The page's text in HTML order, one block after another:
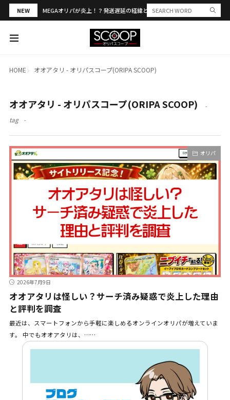
NEW MEGAオリパが炎上！？発送遅延の経緯と評判・当選報告を解説
HOME オオアタリ - オリパスコープ(ORIPA SCOOP)
オオアタリ - オリパスコープ(ORIPA SCOOP)
tag
オリパ
2026年7月9日
オオアタリは怪しい？サーチ済み疑惑で炎上した理由
と評判を調査
最近は、スマートフォンから手軽に楽しめるオンラインオリパが増えていま
す。 中でもオオアタリは、……